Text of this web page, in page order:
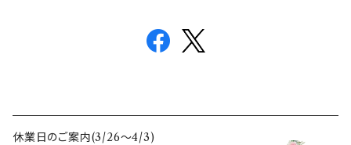
休業日のご案内(3/26〜4/3)